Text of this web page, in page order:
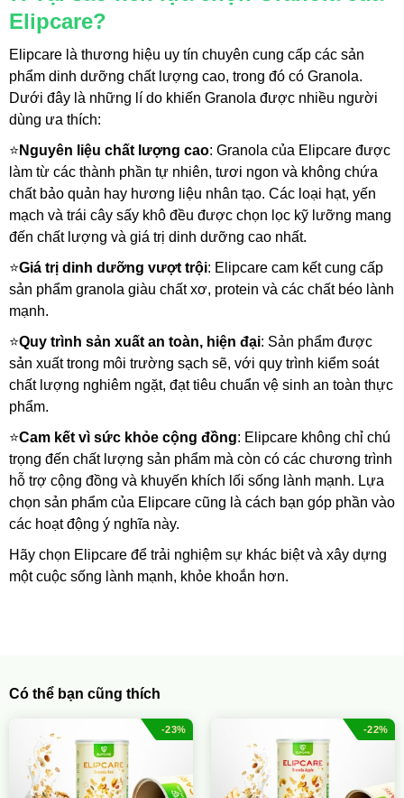
Elipcare?
Elipcare là thương hiệu uy tín chuyên cung cấp các sản
phẩm dinh dưỡng chất lượng cao, trong đó có Granola.
Dưới đây là những lí do khiến Granola được nhiều người
dùng ưa thích:
⭐ Nguyên liệu chất lượng cao: Granola của Elipcare được
làm từ các thành phần tự nhiên, tươi ngon và không chứa
chất bảo quản hay hương liệu nhân tạo. Các loại hạt, yến
mạch và trái cây sấy khô đều được chọn lọc kỹ lưỡng mang
đến chất lượng và giá trị dinh dưỡng cao nhất.
⭐Giá trị dinh dưỡng vượt trội: Elipcare cam kết cung cấp
sản phẩm granola giàu chất xơ, protein và các chất béo lành
mạnh.
⭐Quy trình sản xuất an toàn, hiện đại: Sản phẩm được
sản xuất trong môi trường sạch sẽ, với quy trình kiểm soát
chất lượng nghiêm ngặt, đạt tiêu chuẩn vệ sinh an toàn thực
phẩm.
⭐Cam kết vì sức khỏe cộng đồng: Elipcare không chỉ chú
trọng đến chất lượng sản phẩm mà còn có các chương trình
hỗ trợ cộng đồng và khuyến khích lối sống lành mạnh. Lựa
chọn sản phẩm của Elipcare cũng là cách bạn góp phần vào
các hoạt động ý nghĩa này.
Hãy chọn Elipcare để trải nghiệm sự khác biệt và xây dựng
một cuộc sống lành mạnh, khỏe khoắn hơn.
Có thể bạn cũng thích
-23% -22%